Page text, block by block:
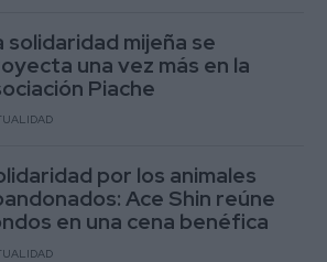
solidaridad mijeña se
una vez más en la
Piache
por los animales
Ace Shin reúne
en una cena benéfica